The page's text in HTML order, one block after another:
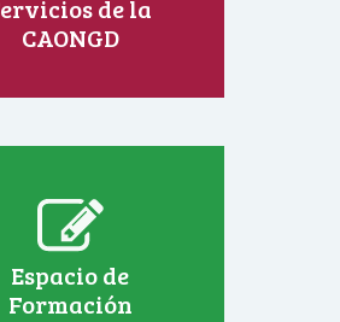
de la
CAONGD
Espacio de
Formación